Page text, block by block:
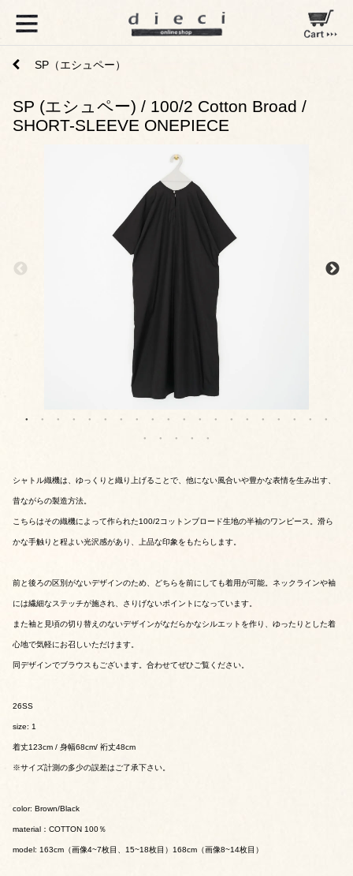
SP（エシュペー）
SP (エシュペー) / 100/2 Cotton Broad /
SHORT-SLEEVE ONEPIECE
シャトル織機は、ゆっくりと織り上げることで、他にない風合いや豊かな表情を生み出す、
昔ながらの製造方法。
こちらはその織機によって作られた100/2コットンブロード生地の半袖のワンピース。滑ら
かな手触りと程よい光沢感があり、上品な印象をもたらします。
前と後ろの区別がないデザインのため、どちらを前にしても着用が可能。ネックラインや袖
には繊細なステッチが施され、さりげないポイントになっています。
また袖と見頃の切り替えのないデザインがなだらかなシルエットを作り、ゆったりとした着
心地で気軽にお召しいただけます。
同デザインでブラウスもございます。合わせてぜひご覧ください。
26SS
size: 1
着丈123cm / 身幅68cm/ 裄丈48cm
※サイズ計測の多少の誤差はご了承下さい。
color: Brown/Black
material：COTTON 100％
model: 163cm（画像4~7枚目、15~18枚目）168cm（画像8~14枚目）